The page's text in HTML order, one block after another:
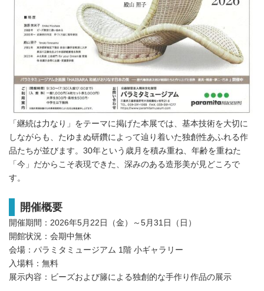
「継続は力なり」をテーマに掲げた本展では、基本技術を大切に
しながらも、たゆまぬ研鑽によって辿り着いた独創性あふれる作
品たちが並びます。30年という歳月を積み重ね、年齢を重ねた
「今」だからこそ表現できた、深みのある造形美が見どころで
す。
開催概要
開催期間：2026年5月22日（金）～5月31日（日）
開館状況：会期中無休
会場：パラミタミュージアム 1階 小ギャラリー
入場料：無料
展示内容：ビーズおよび籐による独創的な手作り作品の展示